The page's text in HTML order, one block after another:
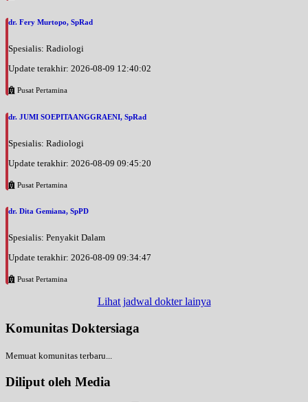
dr. Fery Murtopo, SpRad
Spesialis: Radiologi
Update terakhir: 2026-08-09 12:40:02
Pusat Pertamina
dr. JUMI SOEPITAANGGRAENI, SpRad
Spesialis: Radiologi
Update terakhir: 2026-08-09 09:45:20
Pusat Pertamina
dr. Dita Gemiana, SpPD
Spesialis: Penyakit Dalam
Update terakhir: 2026-08-09 09:34:47
Pusat Pertamina
Lihat jadwal dokter lainya
Komunitas Doktersiaga
Memuat komunitas terbaru...
Diliput oleh Media